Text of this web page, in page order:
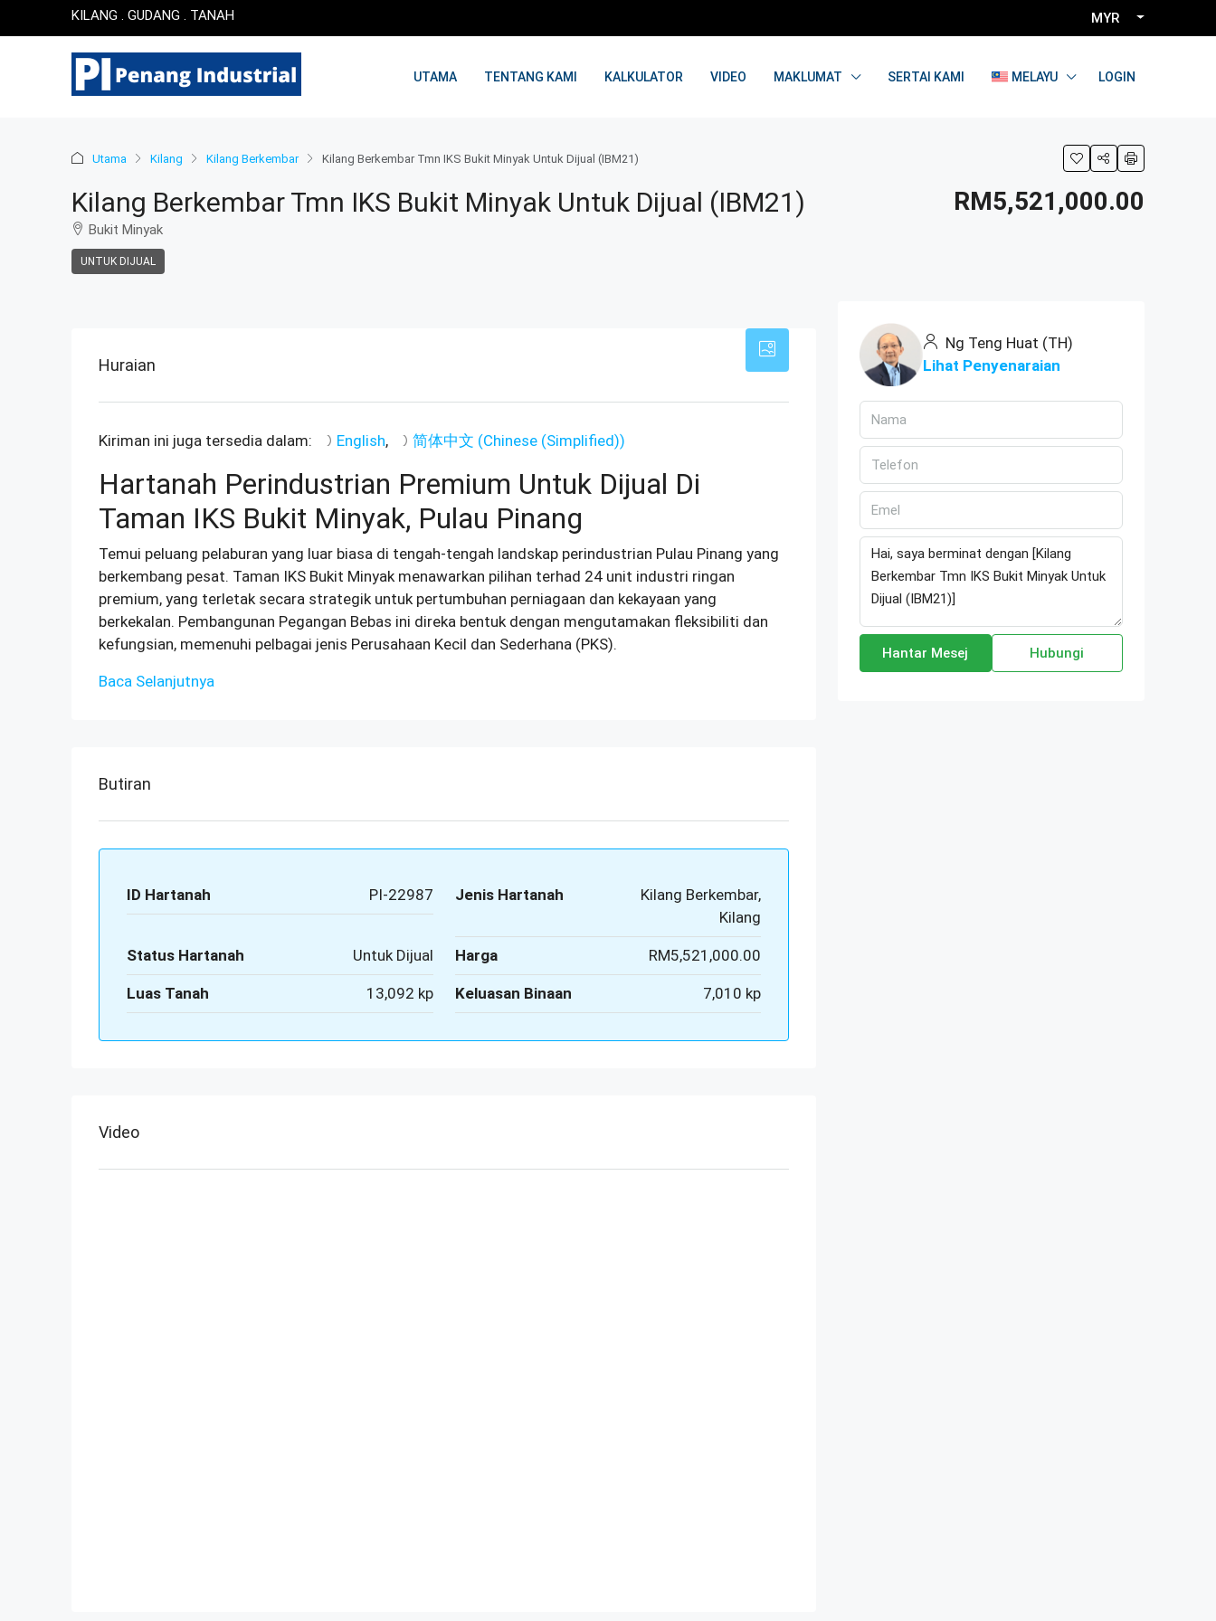
KILANG . GUDANG . TANAH MYR
UTAMA TENTANG KAMI KALKULATOR VIDEO MAKLUMAT SERTAI KAMI MELAYU LOGIN
Utama Kilang Kilang Berkembar Kilang Berkembar Tmn IKS Bukit Minyak Untuk Dijual (IBM21)
Kilang Berkembar Tmn IKS Bukit Minyak Untuk Dijual (IBM21)
Bukit Minyak
UNTUK DIJUAL
RM5,521,000.00
Huraian
Kiriman ini juga tersedia dalam: English 简体中文 (Chinese (Simplified))
Hartanah Perindustrian Premium Untuk Dijual Di
Taman IKS Bukit Minyak, Pulau Pinang
Temui peluang pelaburan yang luar biasa di tengah-tengah landskap perindustrian Pulau Pinang yang
berkembang pesat. Taman IKS Bukit Minyak menawarkan pilihan terhad 24 unit industri ringan
premium, yang terletak secara strategik untuk pertumbuhan perniagaan dan kekayaan yang
berkekalan. Pembangunan Pegangan Bebas ini direka bentuk dengan mengutamakan fleksibiliti dan
kefungsian, memenuhi pelbagai jenis Perusahaan Kecil dan Sederhana (PKS).
Baca Selanjutnya
Butiran
ID Hartanah PI-22987 Jenis Hartanah
Kilang Berkembar,
Kilang
Status Hartanah Untuk Dijual Harga RM5,521,000.00
Luas Tanah 13,092 kp Keluasan Binaan 7,010 kp
Video
Ng Teng Huat (TH)
Lihat Penyenaraian
Hantar Mesej Hubungi